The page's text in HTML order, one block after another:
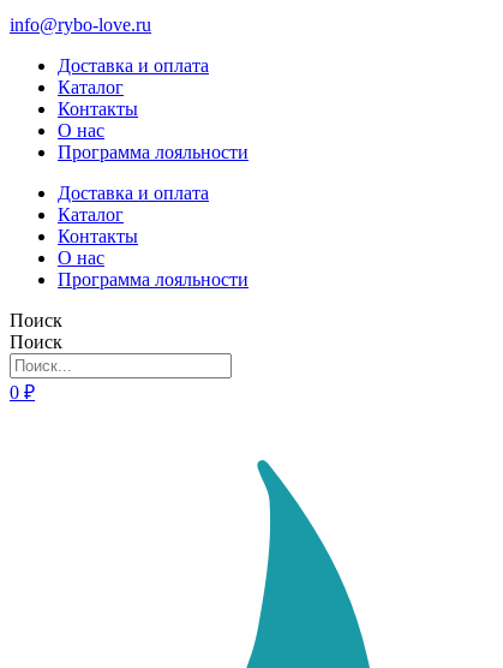
info@rybo-love.ru
Доставка и оплата
Каталог
Контакты
О нас
Программа лояльности
Доставка и оплата
Каталог
Контакты
О нас
Программа лояльности
Поиск
Поиск
0 ₽